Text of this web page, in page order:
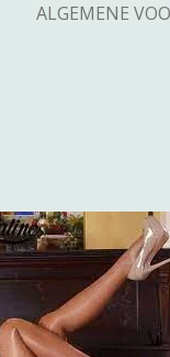
ALGEMENE